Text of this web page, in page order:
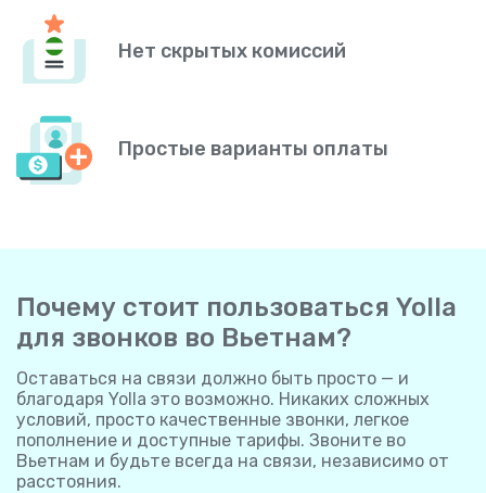
Нет скрытых комиссий
Простые варианты оплаты
Почему стоит пользоваться Yolla
для звонков во Вьетнам?
Оставаться на связи должно быть просто — и
благодаря Yolla это возможно. Никаких сложных
условий, просто качественные звонки, легкое
пополнение и доступные тарифы. Звоните во
Вьетнам и будьте всегда на связи, независимо от
расстояния.